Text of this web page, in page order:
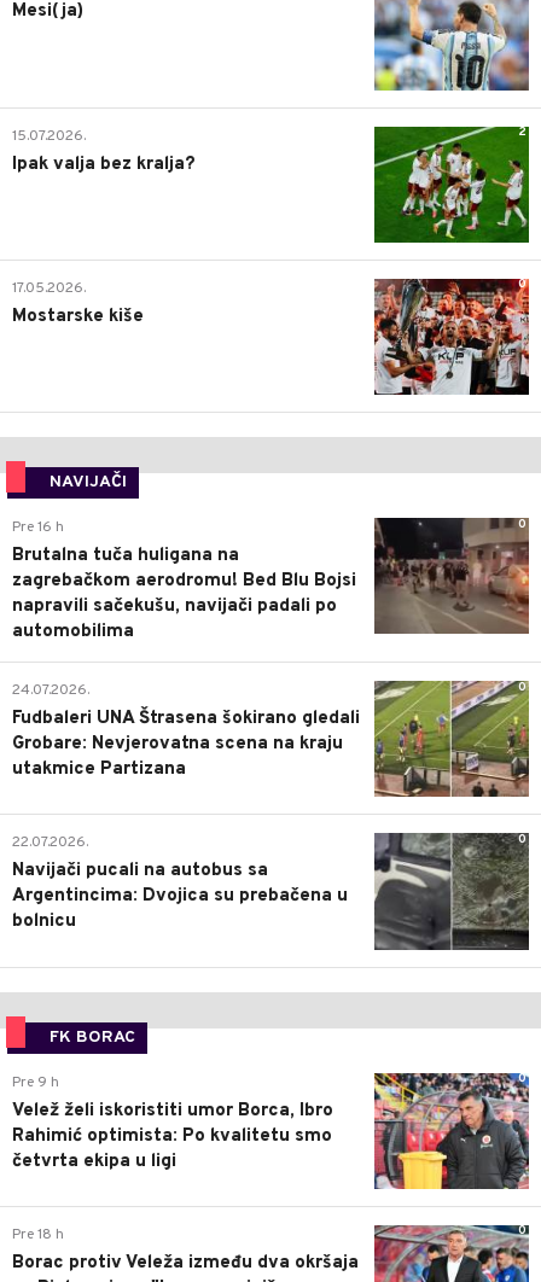
Mesi(ja)
2
15.07.2026.
Ipak valja bez kralja?
0
17.05.2026.
Mostarske kiše
NAVIJAČI
0
Pre 16 h
Brutalna tuča huligana na
zagrebačkom aerodromu! Bed Blu Bojsi
napravili sačekušu, navijači padali po
automobilima
0
24.07.2026.
Fudbaleri UNA Štrasena šokirano gledali
Grobare: Nevjerovatna scena na kraju
utakmice Partizana
0
22.07.2026.
Navijači pucali na autobus sa
Argentincima: Dvojica su prebačena u
bolnicu
FK BORAC
0
Pre 9 h
Velež želi iskoristiti umor Borca, Ibro
Rahimić optimista: Po kvalitetu smo
četvrta ekipa u ligi
0
Pre 18 h
Borac protiv Veleža između dva okršaja